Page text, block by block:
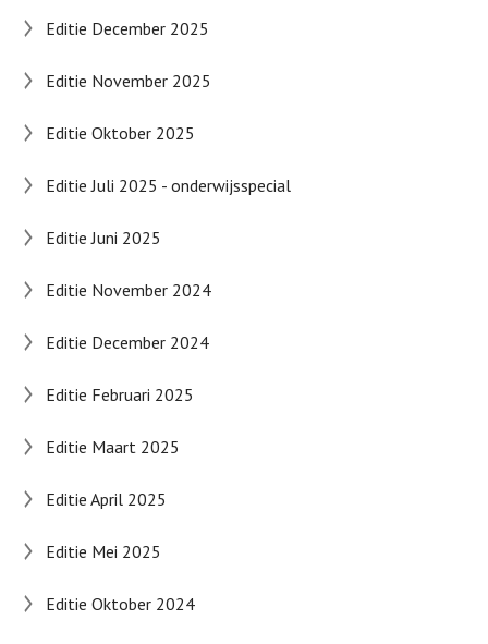
Editie December 2025
Editie November 2025
Editie Oktober 2025
Editie Juli 2025 - onderwijsspecial
Editie Juni 2025
Editie November 2024
Editie December 2024
Editie Februari 2025
Editie Maart 2025
Editie April 2025
Editie Mei 2025
Editie Oktober 2024